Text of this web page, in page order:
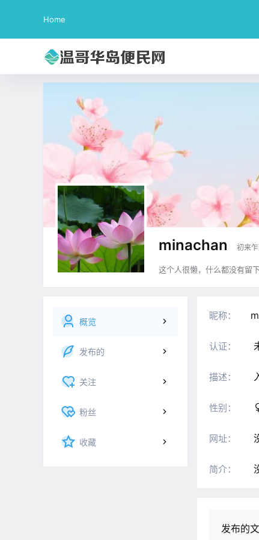
Home
minachan 初来乍
这个人很懒，什么都没有留下
概览
发布的
关注
粉丝
收藏
昵称：
认证：
描述：
性别：
网址：
简介：
发布的